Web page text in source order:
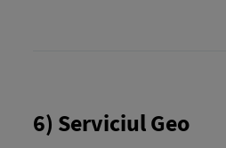
6) Serviciul Geo